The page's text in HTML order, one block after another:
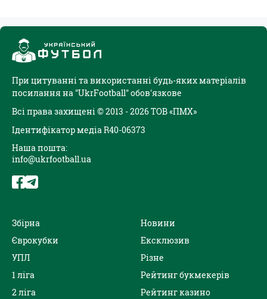
При цитуванні та використанні будь-яких матеріалів
посилання на "UkrFootball" обов'язкове
Всі права захищені © 2013 - 2026 ТОВ «ПМХ»
Ідентифікатор медіа R40-06373
Наша пошта:
info@ukrfootball.ua
Збірна
Єврокубки
УПЛ
1 ліга
2 ліга
Новини
Ексклюзив
Різне
Рейтинг букмекерів
Рейтинг казино